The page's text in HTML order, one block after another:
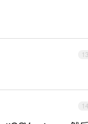
13
14